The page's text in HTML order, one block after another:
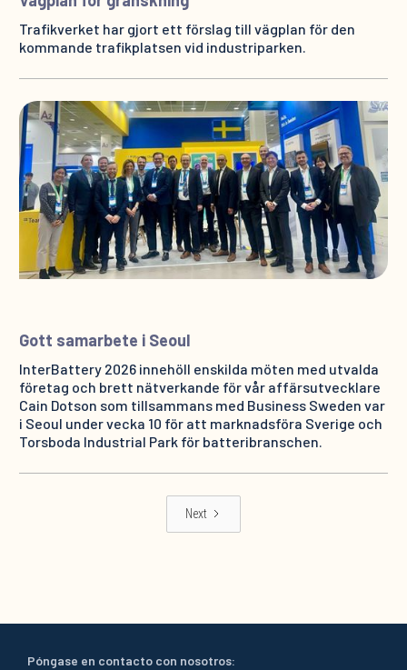
Trafikverket har gjort ett förslag till vägplan för den
kommande trafikplatsen vid industriparken.
Gott samarbete i Seoul
InterBattery 2026 innehöll enskilda möten med utvalda
företag och brett nätverkande för vår affärsutvecklare
Cain Dotson som tillsammans med Business Sweden var
i Seoul under vecka 10 för att marknadsföra Sverige och
Torsboda Industrial Park för batteribranschen.
Next
Póngase en contacto con nosotros: